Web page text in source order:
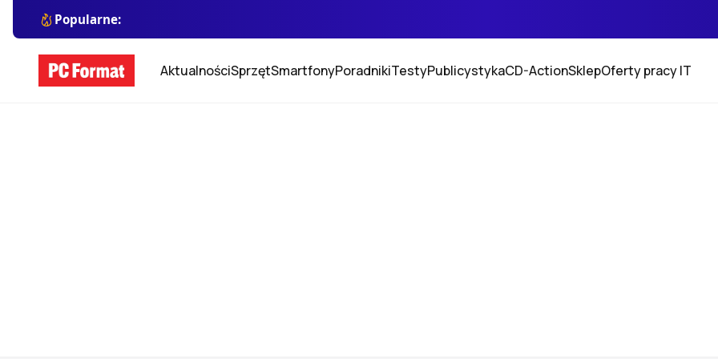
Popularne:
AktualnościSprzętSmartfonyPoradnikiTestyPublicystykaCD-ActionSklepOferty pracy IT